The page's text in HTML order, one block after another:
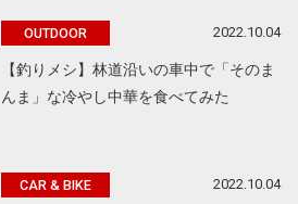
OUTDOOR 2022.10.04
【釣りメシ】林道沿いの車中で「そのま
んま」な冷やし中華を食べてみた
CAR & BIKE 2022.10.04